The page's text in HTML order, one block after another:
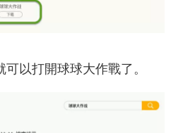
以打開球球大作戰了。